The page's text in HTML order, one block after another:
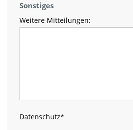
Sonstiges
Weitere Mitteilungen:
Datenschutz*